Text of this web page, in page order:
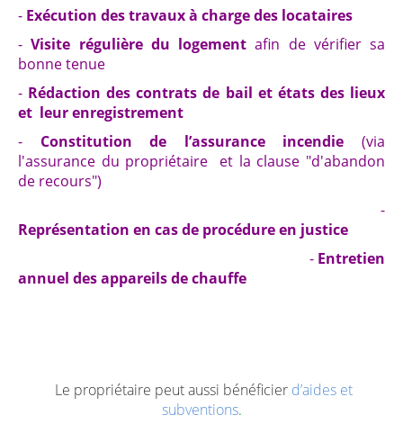
- Exécution des travaux à charge des locataires
-Visite régulière du logement afin de vérifier sa
bonne tenue
- Rédaction des contrats de bail et états des lieux
et leur enregistrement
- Constitution de l’assurance incendie (via
l'assurance du propriétaire et la clause "d'abandon
de recours")
-
Représentation en cas de procédure en justice
- Entretien
annuel des appareils de chauffe
Le propriétaire peut aussi bénéficier d’aides et
subventions.